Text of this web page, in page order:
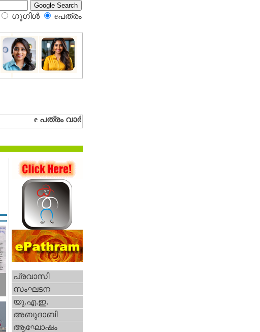
ഗൂഗിള്‍ eപത്രം‍
പ്രവാസി
സംഘടന
യു.എ.ഇ.
അബുദാബി
ആഘോഷം